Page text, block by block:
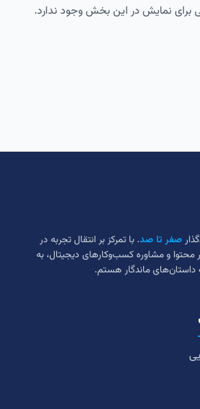
برای نمایش در این بخش وجود ندارد.
صفر تا صد. با تمرکز بر انتقال تجربه در
و مشاوره کسب‌وکارهای دیجیتال، به
داستان‌های ماندگار هستم.